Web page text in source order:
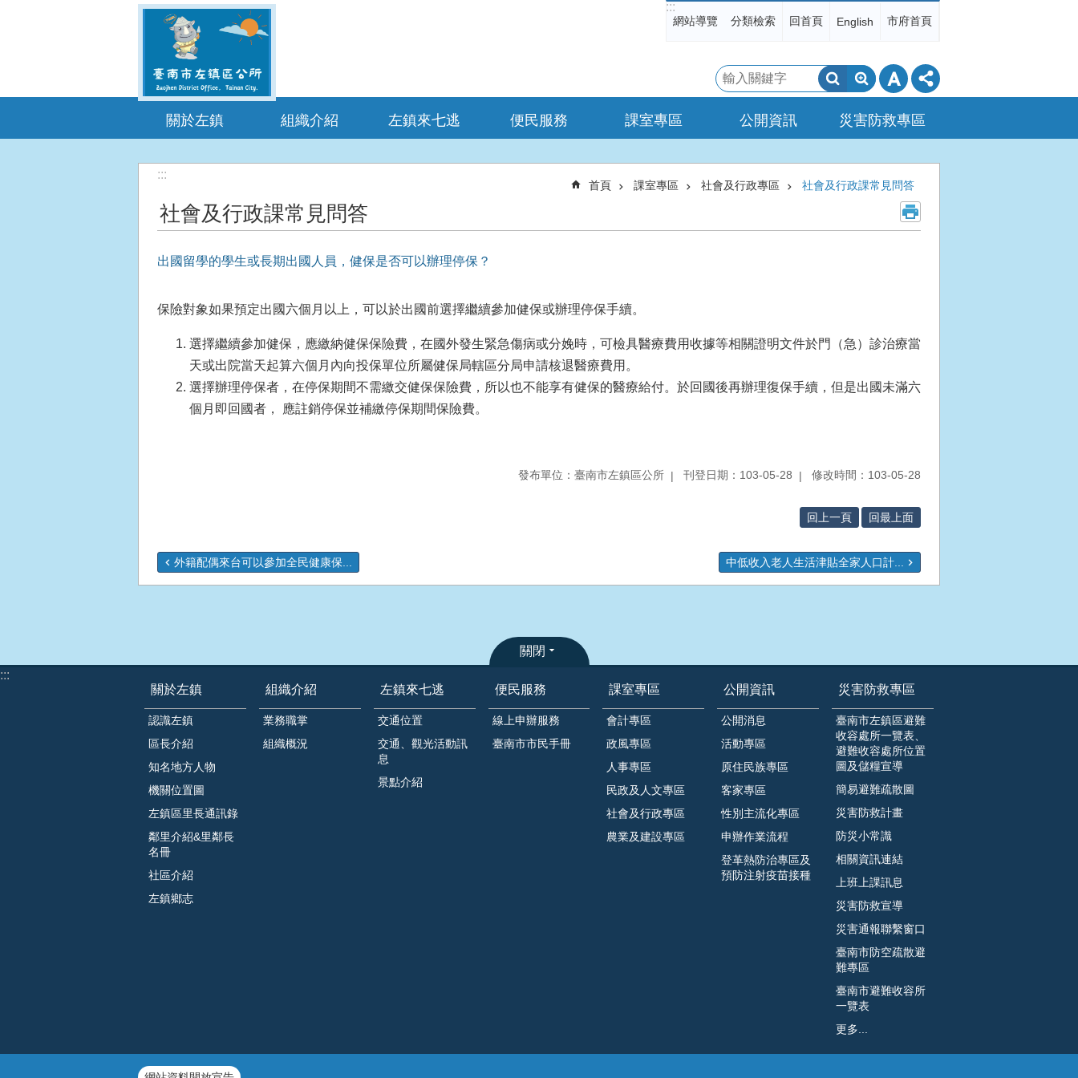
:::
網站導覽 分類檢索 回首頁 English 市府首頁
搜
尋
關於左鎮 組織介紹 左鎮來七逃 便民服務 課室專區 公開資訊 災害防救專區
:::
首頁 課室專區 社會及行政專區 社會及行政課常見問答
社會及行政課常見問答
出國留學的學生或長期出國人員，健保是否可以辦理停保？
保險對象如果預定出國六個月以上，可以於出國前選擇繼續參加健保或辦理停保手續。
選擇繼續參加健保，應繳納健保保險費，在國外發生緊急傷病或分娩時，可檢具醫療費用收據等相關證明文件於門（急）診治療當
天或出院當天起算六個月內向投保單位所屬健保局轄區分局申請核退醫療費用。
選擇辦理停保者，在停保期間不需繳交健保保險費，所以也不能享有健保的醫療給付。於回國後再辦理復保手續，但是出國未滿六
個月即回國者， 應註銷停保並補繳停保期間保險費。
發布單位：臺南市左鎮區公所 刊登日期：103-05-28 修改時間：103-05-28
回上一頁 回最上面
外籍配偶來台可以參加全民健康保... 中低收入老人生活津貼全家人口計...
關閉
:::
關於左鎮
認識左鎮
區長介紹
知名地方人物
機關位置圖
左鎮區里長通訊錄
鄰里介紹&里鄰長
名冊
社區介紹
左鎮鄉志
組織介紹
業務職掌
組織概況
左鎮來七逃
交通位置
交通、觀光活動訊
息
景點介紹
便民服務
線上申辦服務
臺南市市民手冊
課室專區
會計專區
政風專區
人事專區
民政及人文專區
社會及行政專區
農業及建設專區
公開資訊
公開消息
活動專區
原住民族專區
客家專區
性別主流化專區
申辦作業流程
登革熱防治專區及
預防注射疫苗接種
災害防救專區
臺南市左鎮區避難
收容處所一覽表、
避難收容處所位置
圖及儲糧宣導
簡易避難疏散圖
災害防救計畫
防災小常識
相關資訊連結
上班上課訊息
災害防救宣導
災害通報聯繫窗口
臺南市防空疏散避
難專區
臺南市避難收容所
一覽表
更多...